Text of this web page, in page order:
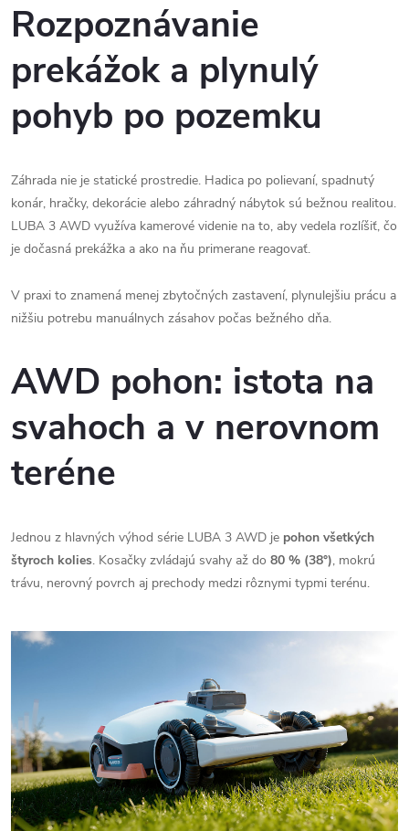
Rozpoznávanie
prekážok a plynulý
pohyb po pozemku
Záhrada nie je statické prostredie. Hadica po polievaní, spadnutý
konár, hračky, dekorácie alebo záhradný nábytok sú bežnou realitou.
LUBA 3 AWD využíva kamerové videnie na to, aby vedela rozlíšiť, čo
je dočasná prekážka a ako na ňu primerane reagovať.
V praxi to znamená menej zbytočných zastavení, plynulejšiu prácu a
nižšiu potrebu manuálnych zásahov počas bežného dňa.
AWD pohon: istota na
svahoch a v nerovnom
teréne
Jednou z hlavných výhod série LUBA 3 AWD je pohon všetkých
štyroch kolies. Kosačky zvládajú svahy až do 80 % (38°), mokrú
trávu, nerovný povrch aj prechody medzi rôznymi typmi terénu.